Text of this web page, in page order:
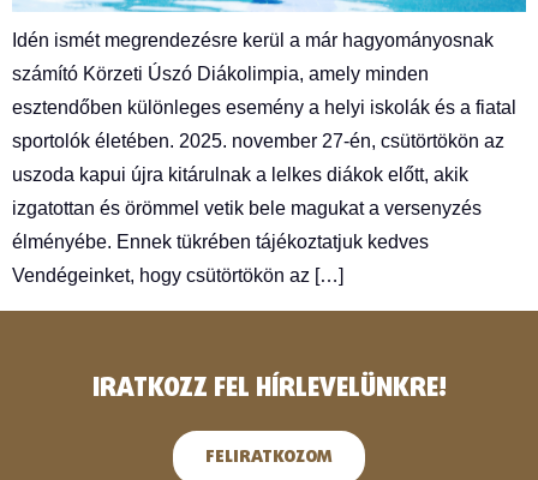
Idén ismét megrendezésre kerül a már hagyományosnak
számító Körzeti Úszó Diákolimpia, amely minden
esztendőben különleges esemény a helyi iskolák és a fiatal
sportolók életében. 2025. november 27-én, csütörtökön az
uszoda kapui újra kitárulnak a lelkes diákok előtt, akik
izgatottan és örömmel vetik bele magukat a versenyzés
élményébe. Ennek tükrében tájékoztatjuk kedves
Vendégeinket, hogy csütörtökön az […]
IRATKOZZ FEL HÍRLEVELÜNKRE!
FELIRATKOZOM